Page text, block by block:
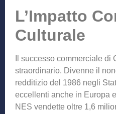
L’Impatto
Culturale
Il successo commerciale di
straordinario. Divenne il
redditizio del 1986 negli
eccellenti anche in Europa
NES vendette oltre 1,6